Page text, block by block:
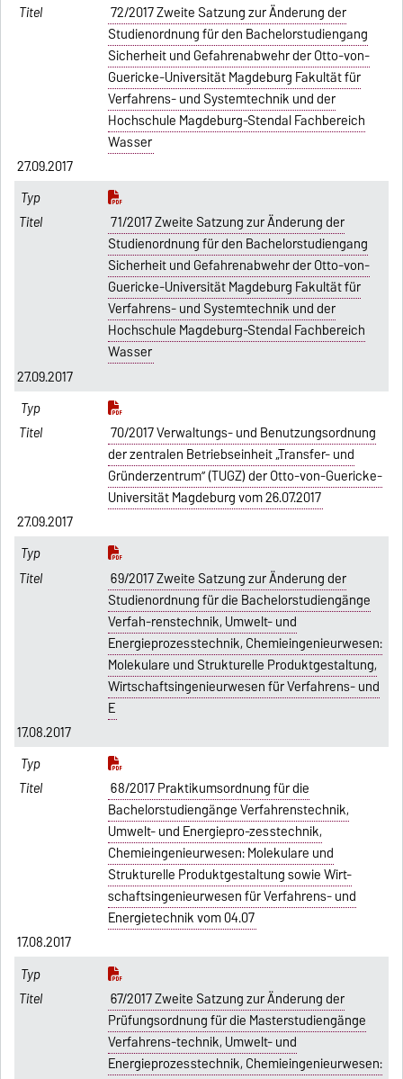
72/2017 Zweite Satzung zur Änderung der
Studienordnung für den Bachelorstudiengang
Sicherheit und Gefahrenabwehr der Otto-von-
Guericke-Universität Magdeburg Fakultät für
Verfahrens- und Systemtechnik und der
Hochschule Magdeburg-Stendal Fachbereich
Wasser
27.09.2017
71/2017 Zweite Satzung zur Änderung der
Studienordnung für den Bachelorstudiengang
Sicherheit und Gefahrenabwehr der Otto-von-
Guericke-Universität Magdeburg Fakultät für
Verfahrens- und Systemtechnik und der
Hochschule Magdeburg-Stendal Fachbereich
Wasser
27.09.2017
70/2017 Verwaltungs- und Benutzungsordnung
der zentralen Betriebseinheit „Transfer- und
Gründerzentrum” (TUGZ) der Otto-von-Guericke-
Universität Magdeburg vom 26.07.2017
27.09.2017
69/2017 Zweite Satzung zur Änderung der
Studienordnung für die Bachelorstudiengänge
Verfah-renstechnik, Umwelt- und
Energieprozesstechnik, Chemieingenieurwesen:
Molekulare und Strukturelle Produktgestaltung,
Wirtschaftsingenieurwesen für Verfahrens- und
E
17.08.2017
68/2017 Praktikumsordnung für die
Bachelorstudiengänge Verfahrenstechnik,
Umwelt- und Energiepro-zesstechnik,
Chemieingenieurwesen: Molekulare und
Strukturelle Produktgestaltung sowie Wirt-
schaftsingenieurwesen für Verfahrens- und
Energietechnik vom 04.07
17.08.2017
67/2017 Zweite Satzung zur Änderung der
Prüfungsordnung für die Masterstudiengänge
Verfahrens-technik, Umwelt- und
Energieprozesstechnik, Chemieingenieurwesen: